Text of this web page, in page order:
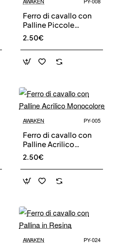
Ferro di cavallo con
Palline Piccole
Multicolori
2.50€
AWAKEN PY-005
Ferro di cavallo con
Palline Acrilico
Monocolore
2.50€
AWAKEN PY-024